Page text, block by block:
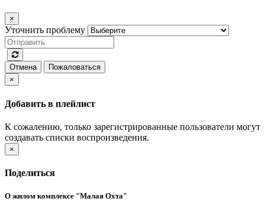
×
Уточнить проблему
Отмена
Пожаловаться
×
Добавить в плейлист
К сожалению, только зарегистрированные пользователи могут
создавать списки воспроизведения.
×
Поделиться
О жилом комплексе "Малая Охта"